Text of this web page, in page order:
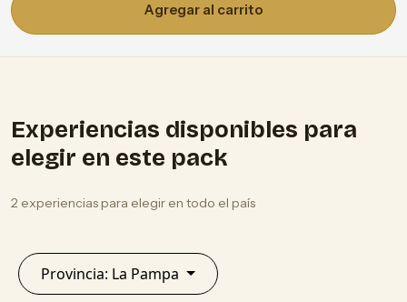
Agregar al carrito
Experiencias disponibles para
elegir en este pack
2 experiencias para elegir en todo el país
Provincia: La Pampa